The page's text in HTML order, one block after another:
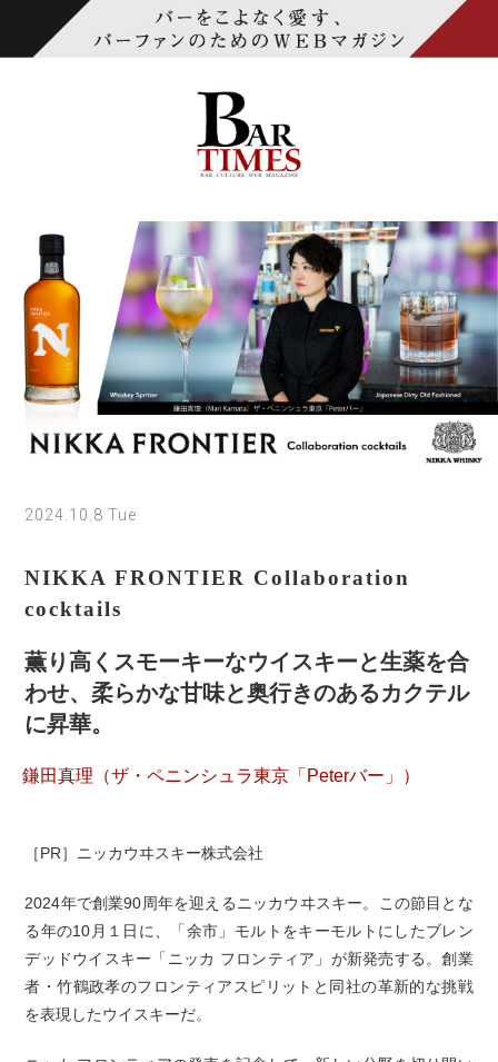
2024.10.8 Tue
NIKKA FRONTIER Collaboration
cocktails
薫り高くスモーキーなウイスキーと生薬を合
わせ、柔らかな甘味と奥行きのあるカクテル
に昇華。
鎌田真理（ザ・ペニンシュラ東京「Peterバー」）
［PR］ニッカウヰスキー株式会社
2024年で創業90周年を迎えるニッカウヰスキー。この節目とな
る年の10月１日に、「余市」モルトをキーモルトにしたブレン
デッドウイスキー「ニッカ フロンティア」が新発売する。創業
者・竹鶴政孝のフロンティアスピリットと同社の革新的な挑戦
を表現したウイスキーだ。